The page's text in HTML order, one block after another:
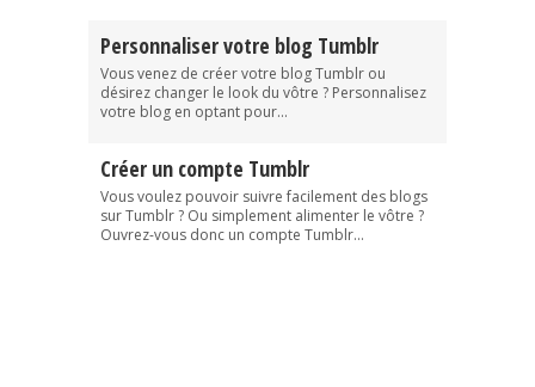
Personnaliser votre blog Tumblr
Vous venez de créer votre blog Tumblr ou
désirez changer le look du vôtre ? Personnalisez
votre blog en optant pour...
Créer un compte Tumblr
Vous voulez pouvoir suivre facilement des blogs
sur Tumblr ? Ou simplement alimenter le vôtre ?
Ouvrez-vous donc un compte Tumblr...